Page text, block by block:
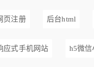
页注册 后台html
应式手机网站 h5微